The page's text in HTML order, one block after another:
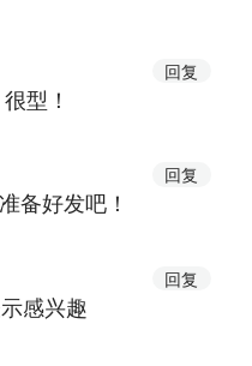
回复
型！
回复
备好发吧！
回复
感兴趣